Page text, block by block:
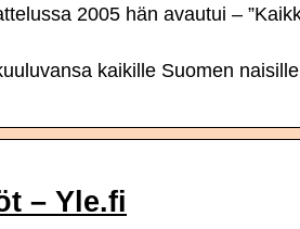
2005 hän avautui –
kaikille Suomen
– Yle.fi